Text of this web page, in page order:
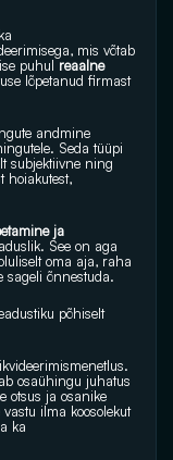
mis võtab
puhul reaalne
lõpetanud firmast
andmine
Seda tüüpi
subjektiivne ning
hoiakutest,
ja
See on aga
oma aja, raha
sageli õnnestuda.
põhiselt
osaühingu juhatus
otsus ja osanike
ilma koosolekut
ka